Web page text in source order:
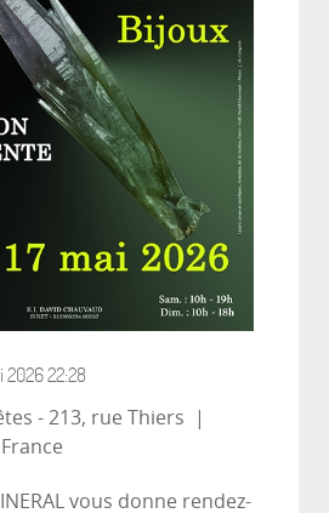
202622:28
- 213, rue Thiers
|
vous donne rendez-